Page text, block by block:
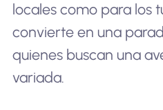
locales como para los
convierte en una
quienes buscan una
variada.